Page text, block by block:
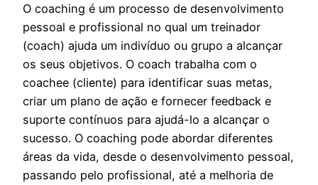
O coaching é um processo de desenvolvimento
pessoal e profissional no qual um treinador
(coach) ajuda um indivíduo ou grupo a alcançar
os seus objetivos. O coach trabalha com o
coachee (cliente) para identificar suas metas,
criar um plano de ação e fornecer feedback e
suporte contínuos para ajudá-lo a alcançar o
sucesso. O coaching pode abordar diferentes
áreas da vida, desde o desenvolvimento pessoal,
passando pelo profissional, até a melhoria de